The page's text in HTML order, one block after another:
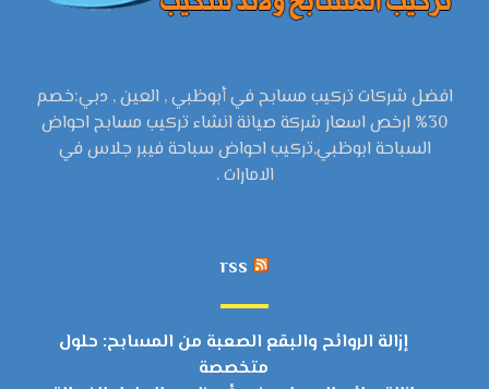
افضل شركات تركيب مسابح في أبوظبي , العين , دبي:خصم
30% ارخص اسعار شركة صيانة انشاء تركيب مسابح احواض
السباحة ابوظبي,تركيب احواض سباحة فيبر جلاس في
الامارات .
rss
إزالة الروائح والبقع الصعبة من المسابح: حلول
متخصصة